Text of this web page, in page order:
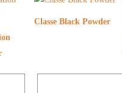
Classe Black Powder